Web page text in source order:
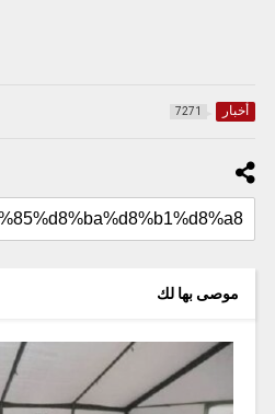
أخبار 7271
موصى بها لك